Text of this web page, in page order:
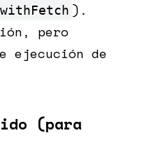
withFetch ).
pero
ejecución de
(para